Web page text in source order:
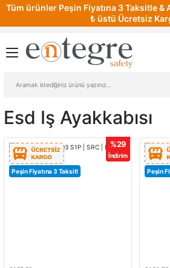
Tüm ürünler Peşin Fiyatına 3 Taksitle &
₺ üstü Ücretsiz
Esd Iş Ayakkabısı
%29
İndirim
Peşin Fiyatına 3 Taksit! Peşin